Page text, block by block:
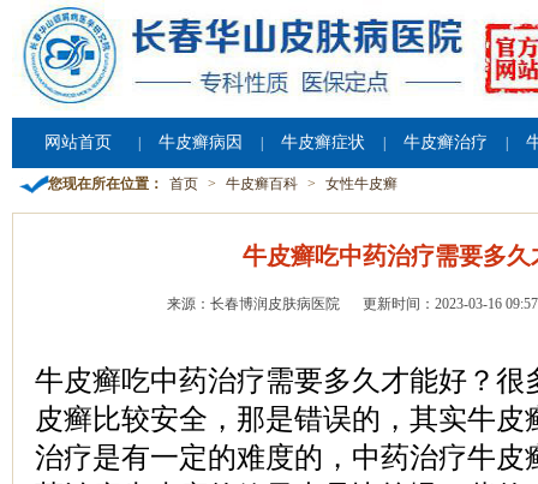
网站首页 牛皮癣病因 牛皮癣症状 牛皮癣治疗
您现在所在位置： 首页 > 牛皮癣百科 > 女性牛皮癣
牛皮癣吃中药治疗需要多久
来源：长春博润皮肤病医院 更新时间：2023-03-16
牛皮癣吃中药治疗需要多久才能好？很
皮癣比较安全，那是错误的，其实牛皮
治疗是有一定的难度的，中药治疗牛皮